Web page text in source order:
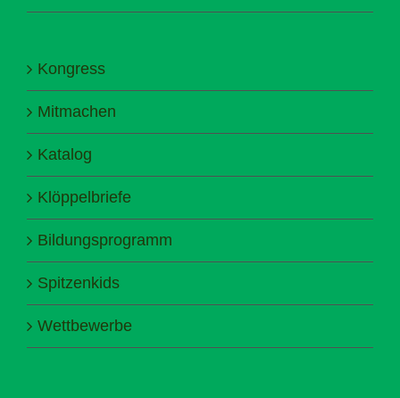
Kongress
Mitmachen
Katalog
Klöppelbriefe
Bildungsprogramm
Spitzenkids
Wettbewerbe